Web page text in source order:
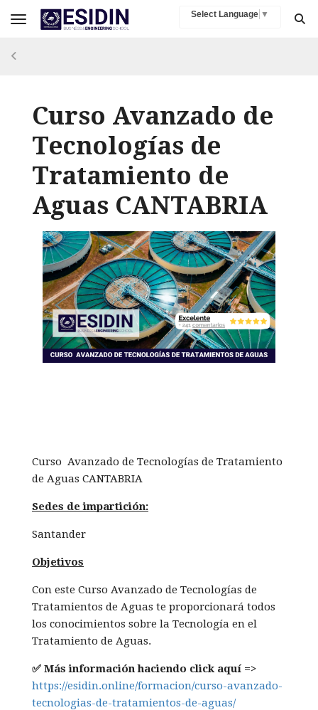
Select Language ▼
Toggle navigation
Curso Avanzado de
Tecnologías de
Tratamiento de
Aguas CANTABRIA
Curso Avanzado de Tecnologías de Tratamiento
de Aguas CANTABRIA
Sedes de impartición:
Santander
Objetivos
Con este Curso Avanzado de Tecnologías de
Tratamientos de Aguas te proporcionará todos
los conocimientos sobre la Tecnología en el
Tratamiento de Aguas.
✅ Más información haciendo click aquí =>
https://esidin.online/formacion/curso-avanzado-
tecnologias-de-tratamientos-de-aguas/